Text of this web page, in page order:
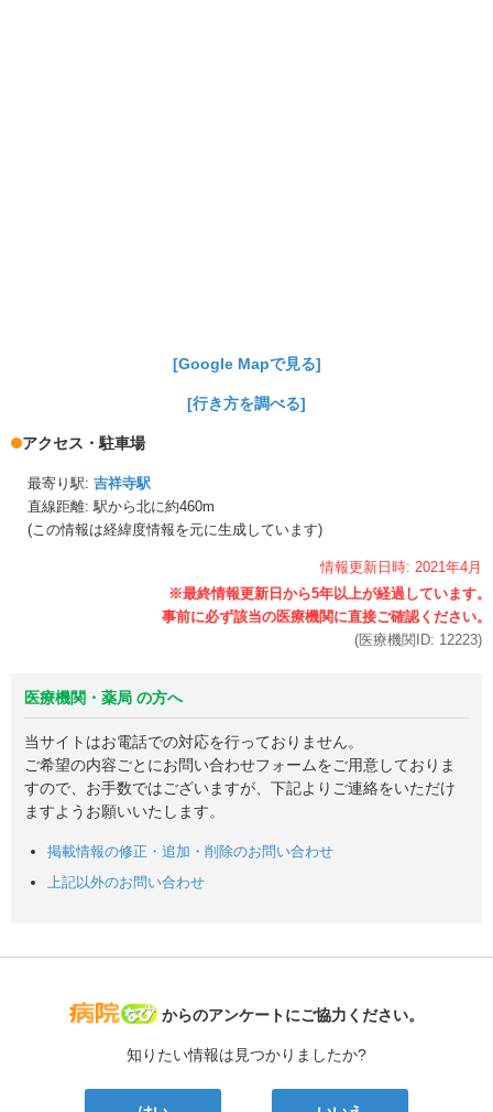
[Google Mapで見る]
[行き方を調べる]
アクセス・駐車場
最寄り駅: 吉祥寺駅
直線距離: 駅から北に約460m
(この情報は経緯度情報を元に生成しています)
情報更新日時: 2021年4月
(医療機関ID: 12223)
医療機関・薬局 の方へ
当サイトはお電話での対応を行っておりません。
ご希望の内容ごとにお問い合わせフォームをご用意しておりま
すので、お手数ではございますが、下記よりご連絡をいただけ
ますようお願いいたします。
掲載情報の修正・追加・削除のお問い合わせ
上記以外のお問い合わせ
病院なび
からのアンケートにご協力ください。
知りたい情報は見つかりましたか?